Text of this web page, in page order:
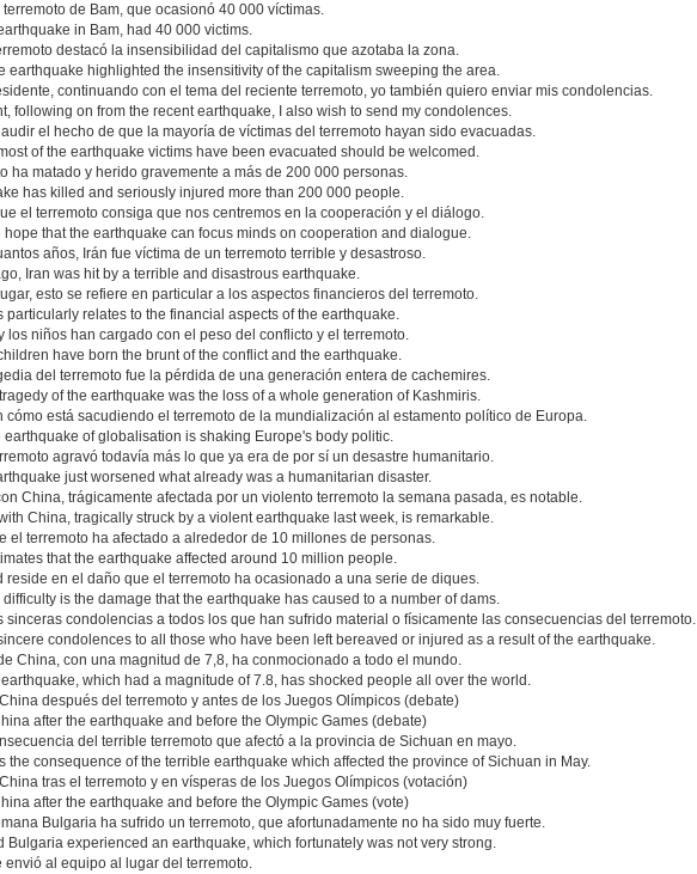
terremoto de Bam, que ocasionó 40 000 víctimas.
in Bam, had 40 000 victims.
destacó la insensibilidad del capitalismo que azotaba la zona.
earthquake highlighted the insensitivity of the capitalism sweeping the area.
continuando con el tema del reciente terremoto, yo también quiero enviar mis condolencias.
following on from the recent earthquake, I also wish to send my condolences.
el hecho de que la mayoría de víctimas del terremoto hayan sido evacuadas.
of the earthquake victims have been evacuated should be welcomed.
ha matado y herido gravemente a más de 200 000 personas.
has killed and seriously injured more than 200 000 people.
el terremoto consiga que nos centremos en la cooperación y el diálogo.
hope that the earthquake can focus minds on cooperation and dialogue.
años, Irán fue víctima de un terremoto terrible y desastroso.
Iran was hit by a terrible and disastrous earthquake.
esto se refiere en particular a los aspectos financieros del terremoto.
particularly relates to the financial aspects of the earthquake.
los niños han cargado con el peso del conflicto y el terremoto.
have born the brunt of the conflict and the earthquake.
del terremoto fue la pérdida de una generación entera de cachemires.
of the earthquake was the loss of a whole generation of Kashmiris.
cómo está sacudiendo el terremoto de la mundialización al estamento político de Europa.
earthquake of globalisation is shaking Europe's body politic.
agravó todavía más lo que ya era de por sí un desastre humanitario.
just worsened what already was a humanitarian disaster.
China, trágicamente afectada por un violento terremoto la semana pasada, es notable.
China, tragically struck by a violent earthquake last week, is remarkable.
el terremoto ha afectado a alrededor de 10 millones de personas.
that the earthquake affected around 10 million people.
reside en el daño que el terremoto ha ocasionado a una serie de diques.
is the damage that the earthquake has caused to a number of dams.
sinceras condolencias a todos los que han sufrido material o físicamente las consecuencias del terremoto.
condolences to all those who have been left bereaved or injured as a result of the earthquake.
China, con una magnitud de 7,8, ha conmocionado a todo el mundo.
which had a magnitude of 7.8, has shocked people all over the world.
después del terremoto y antes de los Juegos Olímpicos (debate)
after the earthquake and before the Olympic Games (debate)
del terrible terremoto que afectó a la provincia de Sichuan en mayo.
the consequence of the terrible earthquake which affected the province of Sichuan in May.
tras el terremoto y en vísperas de los Juegos Olímpicos (votación)
after the earthquake and before the Olympic Games (vote)
Bulgaria ha sufrido un terremoto, que afortunadamente no ha sido muy fuerte.
Bulgaria experienced an earthquake, which fortunately was not very strong.
envió al equipo al lugar del terremoto.